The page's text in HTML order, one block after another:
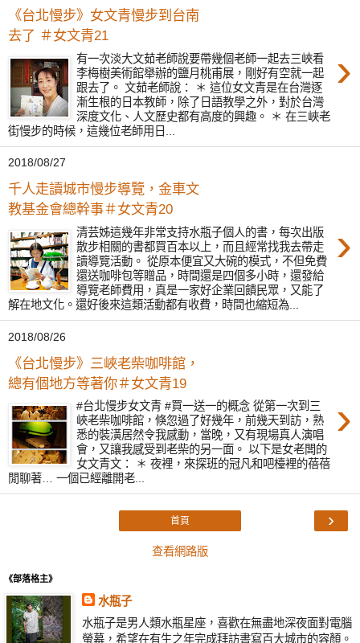
《台北慢步》女文青慢步到台南
去了 ＃女文青21
›
有一次淡大文茹老師說要帶幾個老師一起去三峽看
李梅樹美術館舉辦的鹽月桃甫展，剛好有空就一起
跟去了。 文茹老師說： ＊ 這位女文青是在台灣逐
漸生根的日本教師，除了日語教學之外，對於台灣
深度文化、人文歷史都有高度的興趣。 ＊ 在三峽老
街慢步的時候，這幾位老師用日...
2018/08/27
千人走讀城市慢步導覽，金車文
教基金會總幹事＃女文青20
›
清芸姊這幾年非常支持水瓶子個人的書，每次出版
散步相關的書都買百本以上，而且經常找我去帶走
讀導覽活動。 從原本便宜又大碗的模式，不但免費
還送咖啡包等贈品，時間還是四個多小時，還發給
導覽老師費用，真是一家好企業回饋民眾，又能了
解在地文化。還好後來這類活動都有收費，時間也縮短為...
2018/08/26
《台北慢步》三峽老柴咖啡館，
總有個地方等著你＃女文青19
›
#台北慢步女文青 #買一送一的概念 從第一次到三
峽老柴咖啡館，倏忽過了好幾年，前幾天到訪，熟
悉的裝潢居然令我感動，當晚，又有現場真人演唱
會，又讓我感受到老柴的另一面。 以下是女老闆的
女文青文： ＊ 夜裡，來探班的冠凡和吧檯裡的蓓蓓
閒聊著… 一個已經離開老...
›
首頁
查看網路版
《部落格主》
水瓶子
水瓶子是男人類水瓶星座，喜歡在無盡地深夜面對電腦
螢幕，希望在有生之年完成拜訪書寫百大城市的容顏。